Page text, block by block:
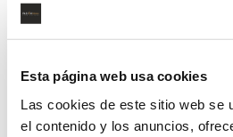
Esta página web usa cookies
Las cookies de este sitio web se
el contenido y los anuncios,